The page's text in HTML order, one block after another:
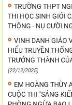
TRƯỜNG THPT
THI HỌC SINH GIỎI
THÔNG - NỤ CƯỜI
VINH DANH GIÁO
HIỂU TRUYỀN
TRƯỞNG THÀNH
(22/12/2025)
EM HOÀNG THÙY
CUỘC THI "SÁNG